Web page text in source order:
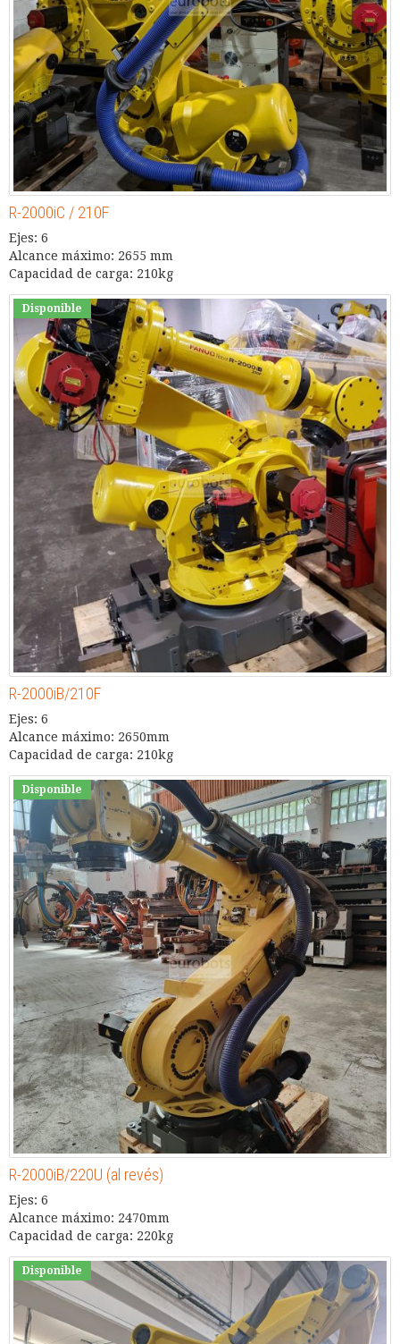
R-2000iC / 210F
Ejes: 6
Alcance máximo: 2655 mm
Capacidad de carga: 210kg
Disponible
R-2000iB/210F
Ejes: 6
Alcance máximo: 2650mm
Capacidad de carga: 210kg
Disponible
R-2000iB/220U (al revés)
Ejes: 6
Alcance máximo: 2470mm
Capacidad de carga: 220kg
Disponible